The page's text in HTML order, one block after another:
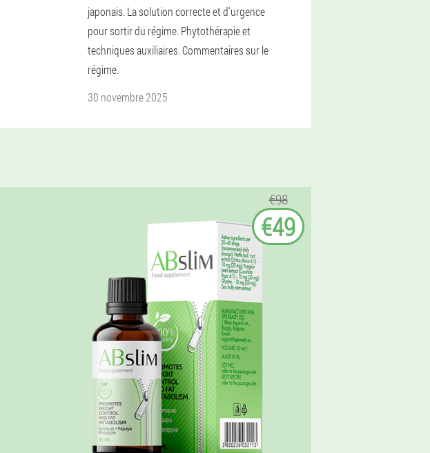
japonais. La solution correcte et d'urgence
pour sortir du régime. Phytothérapie et
techniques auxiliaires. Commentaires sur le
régime.
30 novembre 2025
€98
€49